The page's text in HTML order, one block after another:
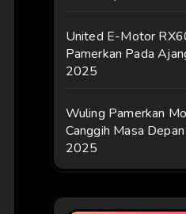
United E-Motor
Pamerkan Pada
2025
Wuling Pamerkan
Canggih Masa
2025